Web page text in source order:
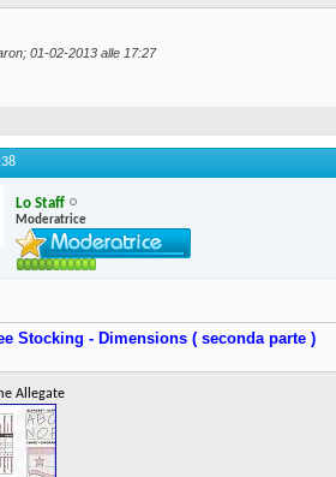
01-02-2013 alle 17:27
Lo Staff
Moderatrice
Stocking - Dimensions ( seconda parte )
Allegate